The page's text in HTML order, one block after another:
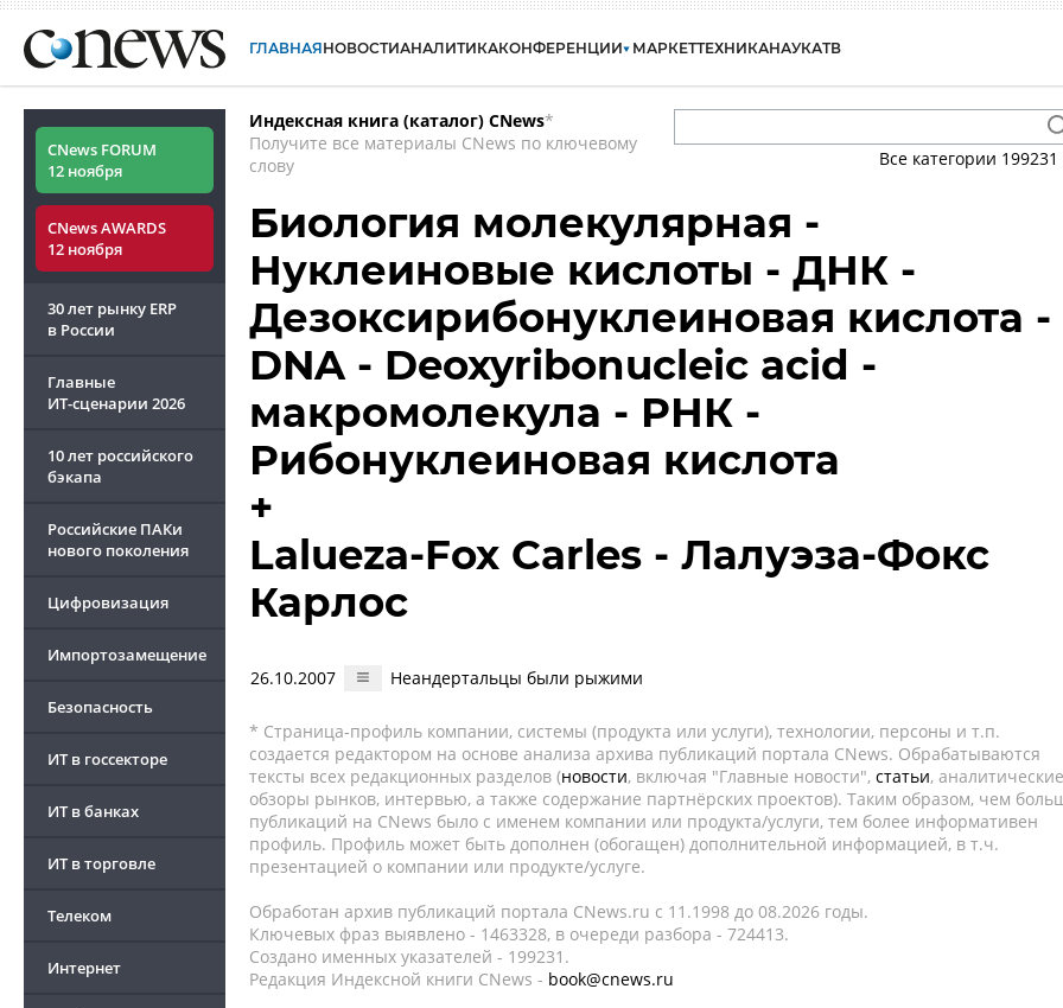
ГЛАВНАЯНОВОСТИАНАЛИТИКАКОНФЕРЕНЦИИ МАРКЕТТЕХНИКАНАУКАТВ
CNews FORUM
12 ноября
CNews AWARDS
12 ноября
30 лет рынку ERP
в России
Главные
ИТ-сценарии 2026
10 лет российского
бэкапа
Российские ПАКи
нового поколения
Цифровизация
Импортозамещение
Безопасность
ИТ в госсекторе
ИТ в банках
ИТ в торговле
Телеком
Интернет
Индексная книга (каталог) CNews*
Получите все материалы CNews по ключевому
слову
Все категории 199231
Биология молекулярная -
Нуклеиновые кислоты - ДНК -
Дезоксирибонуклеиновая кислота -
DNA - Deoxyribonucleic acid -
макромолекула - РНК -
Рибонуклеиновая кислота
+
Lalueza-Fox Carles - Лалуэза-Фокс
Карлос
26.10.2007 Неандертальцы были рыжими
* Страница-профиль компании, системы (продукта или услуги), технологии, персоны и т.п.
создается редактором на основе анализа архива публикаций портала CNews. Обрабатываются
тексты всех редакционных разделов (новости, включая "Главные новости", статьи, аналитические
обзоры рынков, интервью, а также содержание партнёрских проектов). Таким образом, чем
публикаций на CNews было с именем компании или продукта/услуги, тем более информативен
профиль. Профиль может быть дополнен (обогащен) дополнительной информацией, в т.ч.
презентацией о компании или продукте/услуге.
Обработан архив публикаций портала CNews.ru c 11.1998 до 08.2026 годы.
Ключевых фраз выявлено - 1463328, в очереди разбора - 724413.
Создано именных указателей - 199231.
Редакция Индексной книги CNews - book@cnews.ru